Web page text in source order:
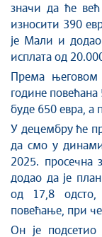
значи да ће већ
износити 390
је Мали и додао
исплата од
Према
године повећана
буде 650 евра, а
У децембру ће
да смо у
2025. просечна
додао да је
од 17,8 одсто,
повећање, при
Он је